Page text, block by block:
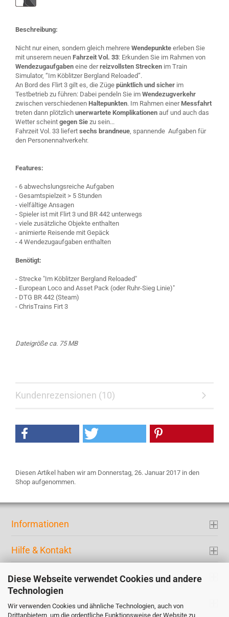
Diese Webseite verwendet Cookies und andere
Technologien
Wir verwenden Cookies und ähnliche Technologien, auch von
Drittanbietern, um die ordentliche Funktionsweise der Website zu
Beschreibung:
Nicht nur einen, sondern gleich mehrere Wendepunkte erleben Sie
mit unserem neuen Fahrzeit Vol. 33: Erkunden Sie im Rahmen von
Wendezugaufgaben eine derreizvollsten Strecken im Train
Simulator, “Im Köblitzer Bergland Reloaded”.
An Bord des Flirt 3 gilt es, die Züge pünktlich und sicher im
Testbetrieb zu führen: Dabei pendeln Sie im Wendezugverkehr
zwischen verschiedenen Haltepunkten. Im Rahmen einerMessfahrt
treten dann plötzlich unerwartete Komplikationen auf und auch das
Wetter scheint gegen Sie zu sein...
Fahrzeit Vol. 33 liefert sechs brandneue, spannende Aufgaben für
den Personennahverkehr.
Features:
- 6 abwechslungsreiche Aufgaben
- Gesamtspielzeit > 5 Stunden
- vielfältige Ansagen
- Spieler ist mit Flirt 3 und BR 442 unterwegs
- viele zusätzliche Objekte enthalten
- animierte Reisende mit Gepäck
- 4 Wendezugaufgaben enthalten
Benötigt:
- Strecke "Im Köblitzer Bergland Reloaded"
- European Loco and Asset Pack (oder Ruhr-Sieg Linie)"
- DTG BR 442 (Steam)
- ChrisTrains Firt 3
Dateigröße ca. 75 MB
Kundenrezensionen (10)
Diesen Artikel haben wir am Donnerstag, 26. Januar 2017 in den
Shop aufgenommen.
Informationen
Hilfe & Kontakt
Ihr Konto
Kontaktdaten